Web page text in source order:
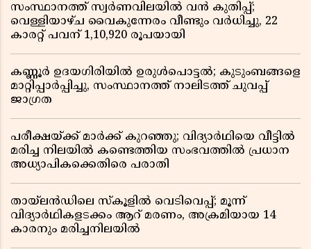
സംസ്ഥാനത്ത് സ്വർണവിലയിൽ വൻ കുതിപ്പ്;
വെള്ളിയാഴ്ച വൈകുന്നേരം വീണ്ടും വർധിച്ചു, 22
കാരറ്റ് പവന് 1,10,920 രൂപയായി
കണ്ണൂർ ഉദയഗിരിയിൽ ഉരുൾപൊട്ടൽ; കുടുംബങ്ങളെ
മാറ്റിപ്പാർപ്പിച്ചു, സംസ്ഥാനത്ത് നാലിടത്ത് ചുവപ്പ്
ജാഗ്രത
പരീക്ഷയ്ക്ക് മാർക്ക് കുറഞ്ഞു; വിദ്യാർഥിയെ വീട്ടിൽ
മരിച്ച നിലയിൽ കണ്ടെത്തിയ സംഭവത്തിൽ പ്രധാന
അധ്യാപികക്കെതിരെ പരാതി
തായ്‌ലൻഡിലെ സ്‌കൂളിൽ വെടിവെപ്പ്; മൂന്ന്
വിദ്യാർഥികളടക്കം ആറ് മരണം, അക്രമിയായ 14
കാരനും മരിച്ചനിലയിൽ